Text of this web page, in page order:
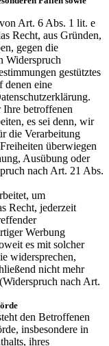
Art. 6 Abs. 1 lit. e
Recht, aus Gründen,
gegen die
Widerspruch
gestütztes
denen eine
betroffenen
es sei denn, wir
die Verarbeitung
überwiegen
Ausübung oder
nach Art. 21 Abs.
um
Recht, jederzeit
Werbung
es mit solcher
widersprechen,
nicht mehr
nach Art.
den Betroffenen
insbesondere in
ihres